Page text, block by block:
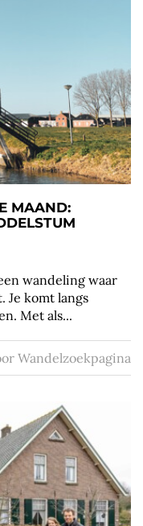
MAAND:
wandeling waar
Je komt langs
Met als...
Wandelzoekpagina